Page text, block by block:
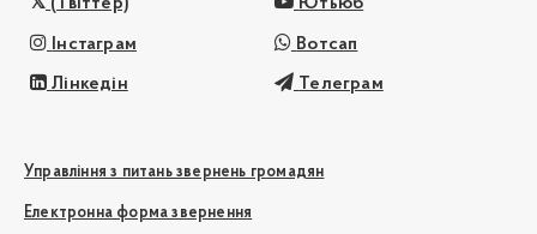
(Твіттер) Ютьюб
Інстаграм Вотсап
Лінкедін Телеграм
Управління з питань звернень громадян
Електронна форма звернення